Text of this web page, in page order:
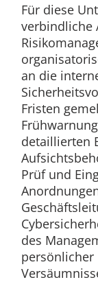
Für diese
verbindliche
an die
Fristen
detaillierten
Prüf und
des
persönlicher